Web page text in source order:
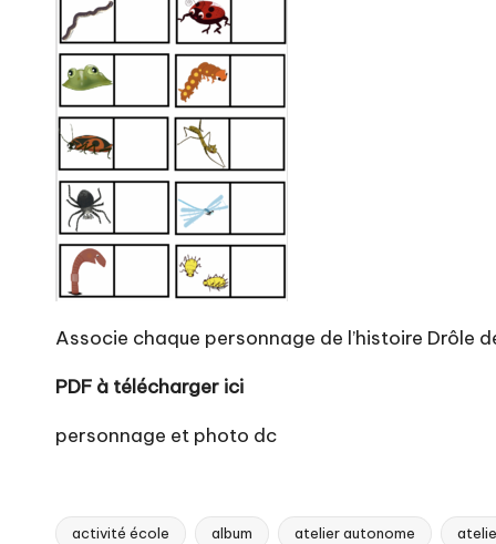
Associe chaque personnage de l’histoire Drôle
PDF à télécharger ici
personnage et photo dc
activité école album atelier autonome